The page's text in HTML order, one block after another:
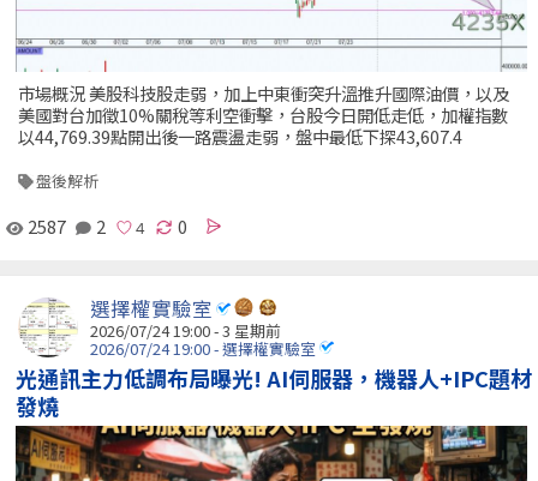
市場概況 美股科技股走弱，加上中東衝突升溫推升國際油價，以及
美國對台加徵10%關稅等利空衝擊，台股今日開低走低，加權指數
以44,769.39點開出後一路震盪走弱，盤中最低下探43,607.4
盤後解析
2587 2 0
選擇權實驗室
2026/07/24 19:00 - 3 星期前
2026/07/24 19:00 - 選擇權實驗室
光通訊主力低調布局曝光! AI伺服器，機器人+IPC題材
發燒